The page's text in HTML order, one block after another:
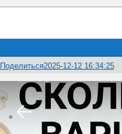
Поделиться2025-12-12 16:34:25